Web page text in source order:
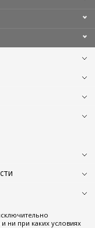
ни при каких условиях